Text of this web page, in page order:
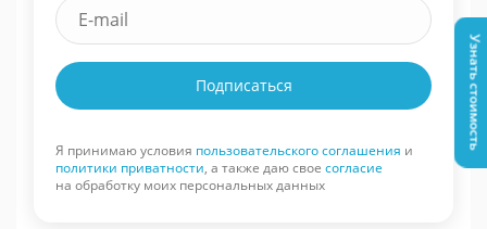
Подписаться
Я принимаю условия пользовательского соглашения и
политики приватности, а также даю свое согласие
на обработку моих персональных данных
Узнать стоимость